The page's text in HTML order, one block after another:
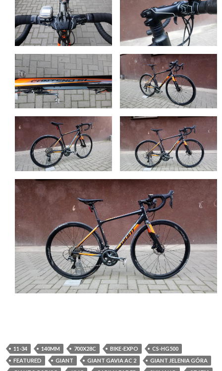
11-34 140MM 700X28C BIKE-EXPO
CS-HG500
FEATURED
GIANT GIANT GAVIA AC 2
GIANT JELENIA GÓRA